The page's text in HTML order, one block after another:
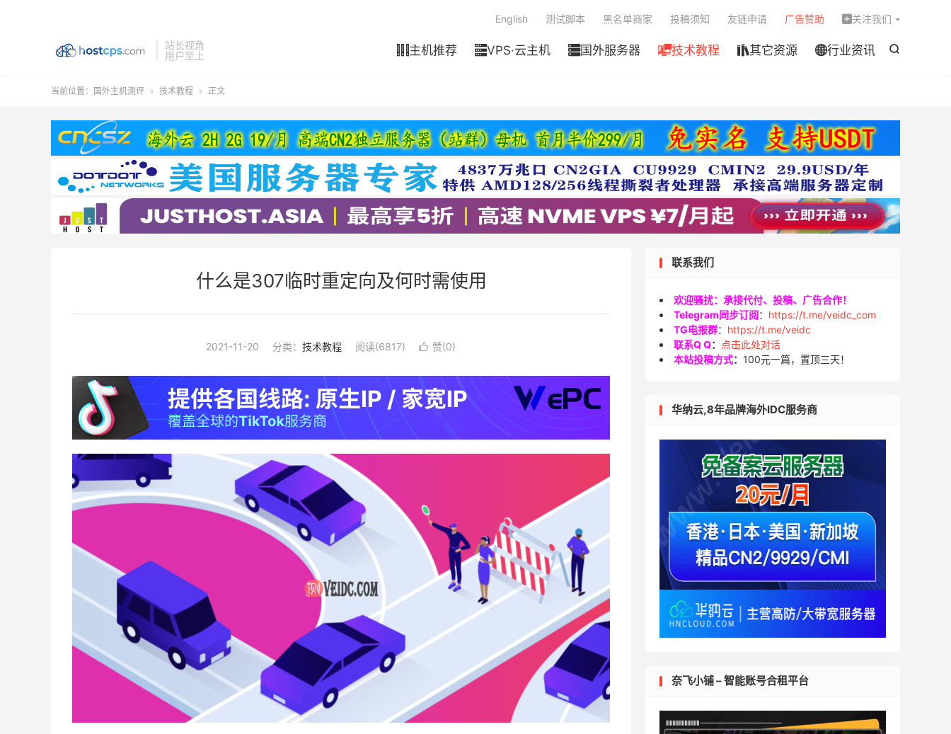
站长视角
用户至上

主机推荐 VPS·云主机 国外服务器 技术教程 其它资源 行业资讯
English 测试脚本 黑名单商家 投稿须知 友链申请 广告赞助  关注我们
当前位置： 国外主机测评  技术教程  正文
什么是307临时重定向及何时需使用
2021-11-20 分类： 技术教程 阅读(6817)  赞(0)
联系我们
欢迎骚扰：承接代付、投稿、广告合作！
Telegram同步订阅： https://t.me/veidc_com
TG电报群： https://t.me/veidc
联系Q Q：
点击此处对话
本站投稿方式： 100元一篇，置顶三天！
华纳云,8年品牌海外IDC服务商
奈飞小铺 – 智能账号合租平台